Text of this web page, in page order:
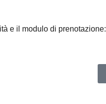
e il modulo di prenotazione: